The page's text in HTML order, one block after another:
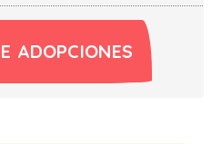
ADOPCIONES